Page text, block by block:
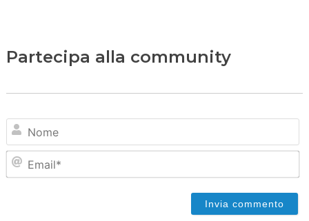
Partecipa alla community